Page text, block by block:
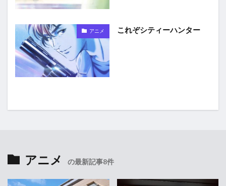
アニメ これぞシティーハンター
アニメ の最新記事8件